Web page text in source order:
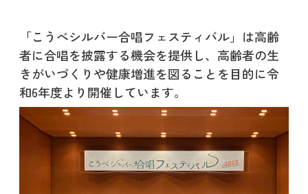
「こうべシルバー合唱フェスティバル」は高齢
者に合唱を披露する機会を提供し、高齢者の生
きがいづくりや健康増進を図ることを目的に令
和6年度より開催しています。